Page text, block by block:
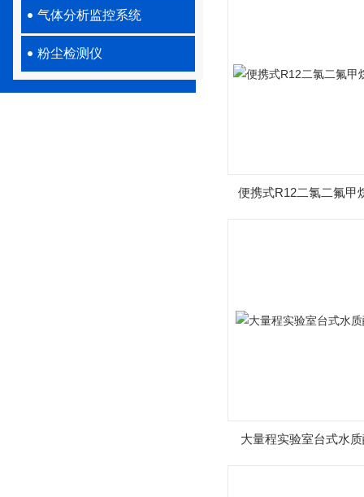
气体分析监控系统
粉尘检测仪
便携式R12二氯二氟甲
大量程实验室台式水